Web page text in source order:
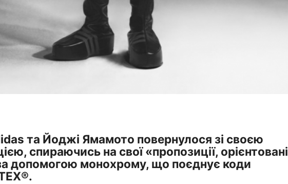
та Йоджі Ямамото повернулося зі своєю
спираючись на свої «пропозиції, орієнтовані
допомогою монохрому, що поєднує коди